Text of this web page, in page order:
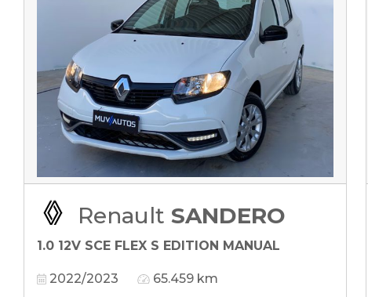
Renault SANDERO
1.0 12V SCE FLEX S EDITION MANUAL
2022/2023 65.459 km